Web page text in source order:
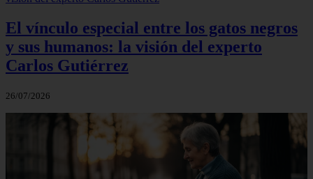
El vínculo especial entre los gatos negros
y sus humanos: la visión del experto
Carlos Gutiérrez
26/07/2026